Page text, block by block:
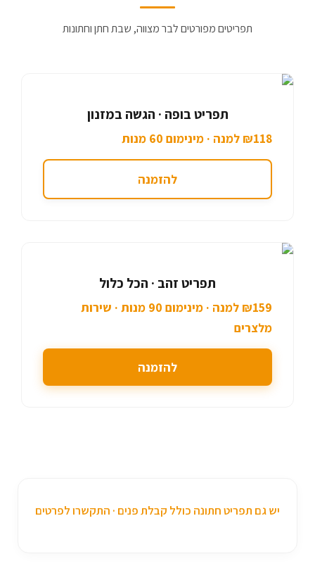
תפריטים מפורטים לבר מצווה, שבת חתן וחתונות
תפריט בופה · הגשה במזנון
₪118 למנה · מינימום 60 מנות
להזמנה
תפריט זהב · הכל כלול
₪159 למנה · מינימום 90 מנות · שירות
מלצרים
להזמנה
יש גם תפריט חתונה כולל קבלת פנים · התקשרו לפרטים